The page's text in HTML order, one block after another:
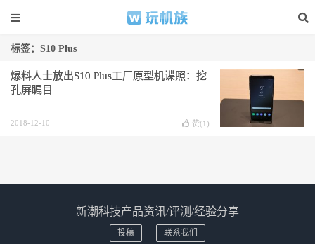
标签：S10 Plus
爆料人士放出S10 Plus工厂原型机谍照：挖
孔屏瞩目
2018-12-10 赞(1 )
新潮科技产品资讯/评测/经验分享
投稿 联系我们